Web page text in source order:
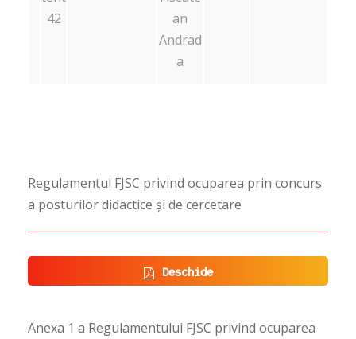
42
an
Andrad
a
Regulamentul FJSC privind ocuparea prin concurs
a posturilor didactice și de cercetare
Deschide
Anexa 1 a Regulamentului FJSC privind ocuparea